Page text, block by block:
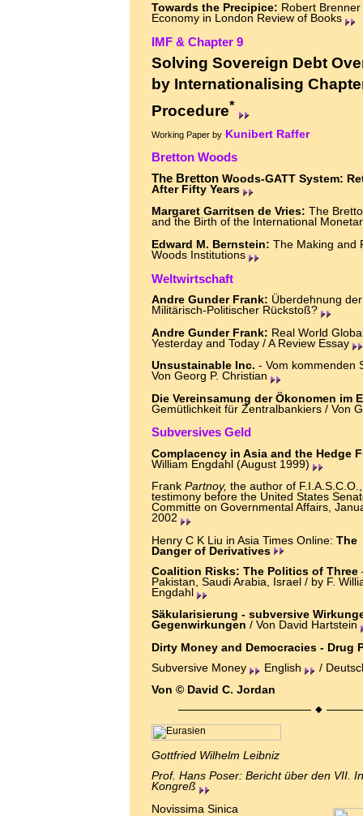
Towards the Precipice: Robert
Economy in London Review of Books
IMF & Chapter 9
Solving Sovereign Debt
by Internationalising
Procedure*
Working Paper by Kunibert Raffer
Bretton Woods
The Bretton Woods-GATT System:
After Fifty Years
Margaret Garritsen de Vries: The
and the Birth of the International
Edward M. Bernstein: The Making and
Woods Institutions
Weltwirtschaft
Andre Gunder Frank: Überdehnung
Militärisch-Politischer Rückstoß?
Andre Gunder Frank: Real World
Yesterday and Today / A Review Essay
Unsustainable Inc. - Vom kommenden
Von Georg P. Christian
Die Vereinsamung der Ökonomen im
Gemütlichkeit für Zentralbankiers / Von
Subversives Geld
Complacency in Asia and the Hedge
William Engdahl (August 1999)
Frank Partnoy, the author of
testimony before the United States
Committe on Governmental Affairs,
2002
Henry C K Liu in Asia Times Online: The
Danger of Derivatives
Coalition Risks: The Politics of Three
Pakistan, Saudi Arabia, Israel / by F.
Engdahl
Säkularisierung - subversive
Gegenwirkungen / Von David Hartstein
Dirty Money and Democracies - Drug
Subversive Money
English
/
Von © David C. Jordan
Gottfried Wilhelm Leibniz
Prof. Hans Poser: Bericht über den VII.
Kongreß
Novissima Sinica